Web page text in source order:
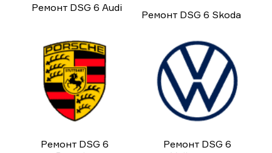
Ремонт DSG 6 Audi
Ремонт DSG 6 Skoda
Ремонт DSG 6
Ремонт DSG 6